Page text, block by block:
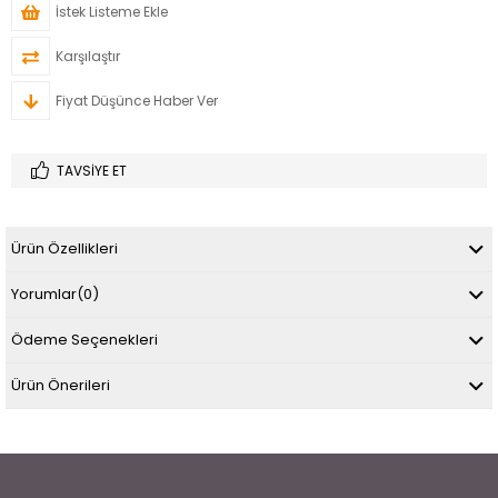
İstek Listeme Ekle
Karşılaştır
Fiyat Düşünce Haber Ver
TAVSIYE ET
Ürün Özellikleri
Yorumlar(0)
Ödeme Seçenekleri
Ürün Önerileri